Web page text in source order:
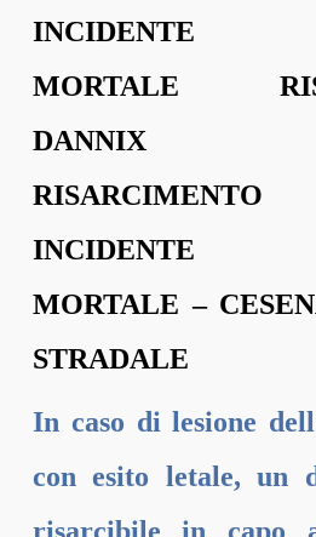
INCIDENTE
MORTALE
DANNIX
INCIDENTE
MORTALE –
STRADALE
In caso di lesione
con esito letale, un
risarcibile in capo